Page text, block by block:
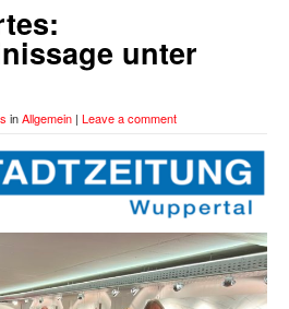
unter
inAllgemein | Leave a comment